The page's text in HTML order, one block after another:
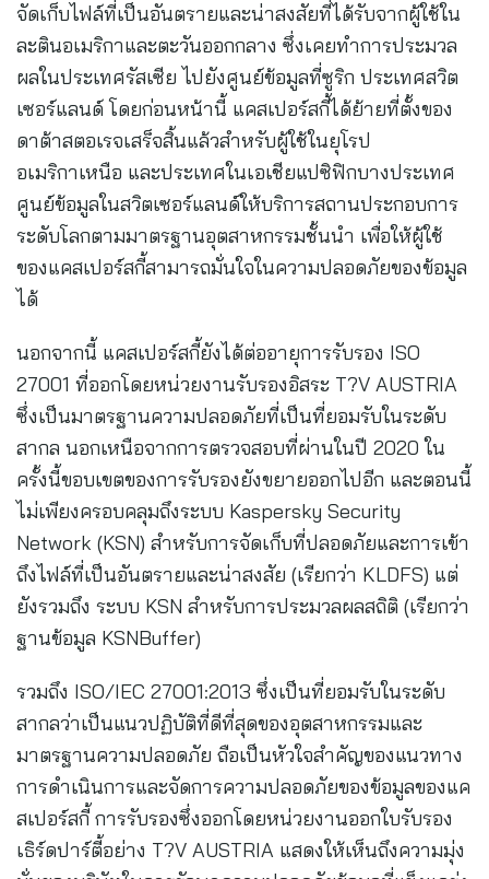
จัดเก็บไฟล์ที่เป็นอันตรายและน่าสงสัยที่ได้รับจากผู้ใช้ใน
ละตินอเมริกาและตะวันออกกลาง ซึ่งเคยทำการประมวล
ผลในประเทศรัสเซีย ไปยังศูนย์ข้อมูลที่ซูริก ประเทศสวิต
เซอร์แลนด์ โดยก่อนหน้านี้ แคสเปอร์สกี้ได้ย้ายที่ตั้งของ
ดาต้าสตอเรจเสร็จสิ้นแล้วสำหรับผู้ใช้ในยุโรป
อเมริกาเหนือ และประเทศในเอเชียแปซิฟิกบางประเทศ
ศูนย์ข้อมูลในสวิตเซอร์แลนด์ให้บริการสถานประกอบการ
ระดับโลกตามมาตรฐานอุตสาหกรรมชั้นนำ เพื่อให้ผู้ใช้
ของแคสเปอร์สกี้สามารถมั่นใจในความปลอดภัยของข้อมูล
ได้
นอกจากนี้ แคสเปอร์สกี้ยังได้ต่ออายุการรับรอง ISO
27001 ที่ออกโดยหน่วยงานรับรองอิสระ T?V AUSTRIA
ซึ่งเป็นมาตรฐานความปลอดภัยที่เป็นที่ยอมรับในระดับ
สากล นอกเหนือจากการตรวจสอบที่ผ่านในปี 2020 ใน
ครั้งนี้ขอบเขตของการรับรองยังขยายออกไปอีก และตอนนี้
ไม่เพียงครอบคลุมถึงระบบ Kaspersky Security
Network (KSN) สำหรับการจัดเก็บที่ปลอดภัยและการเข้า
ถึงไฟล์ที่เป็นอันตรายและน่าสงสัย (เรียกว่า KLDFS) แต่
ยังรวมถึง ระบบ KSN สำหรับการประมวลผลสถิติ (เรียกว่า
ฐานข้อมูล KSNBuffer)
รวมถึง ISO/IEC 27001:2013 ซึ่งเป็นที่ยอมรับในระดับ
สากลว่าเป็นแนวปฏิบัติที่ดีที่สุดของอุตสาหกรรมและ
มาตรฐานความปลอดภัย ถือเป็นหัวใจสำคัญของแนวทาง
การดำเนินการและจัดการความปลอดภัยของข้อมูลของแค
สเปอร์สกี้ การรับรองซึ่งออกโดยหน่วยงานออกใบรับรอง
เธิร์ดปาร์ตี้อย่าง T?V AUSTRIA แสดงให้เห็นถึงความมุ่ง